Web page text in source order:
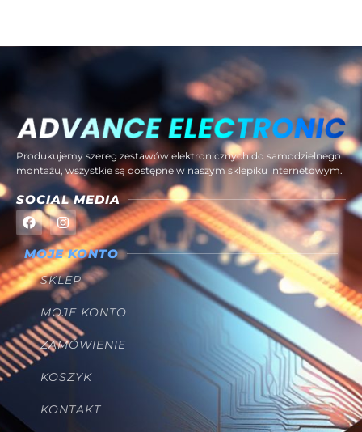
Produkujemy szereg zestawów elektronicznych do samodzielnego
montażu, wszystkie są dostępne w naszym sklepiku internetowym.
SOCIAL MEDIA
MOJE KONTO
SKLEP
MOJE KONTO
ZAMÓWIENIE
KOSZYK
KONTAKT